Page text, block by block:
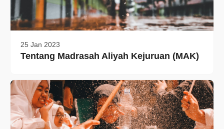
25 Jan 2023
Tentang Madrasah Aliyah Kejuruan (MAK)